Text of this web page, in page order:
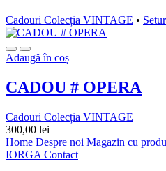
Cadouri Colecția VINTAGE •
Adaugă în coș
CADOU # OPERA
Cadouri Colecția VINTAGE
300,00 lei
Home Despre noi Magazin cu
IORGA Contact